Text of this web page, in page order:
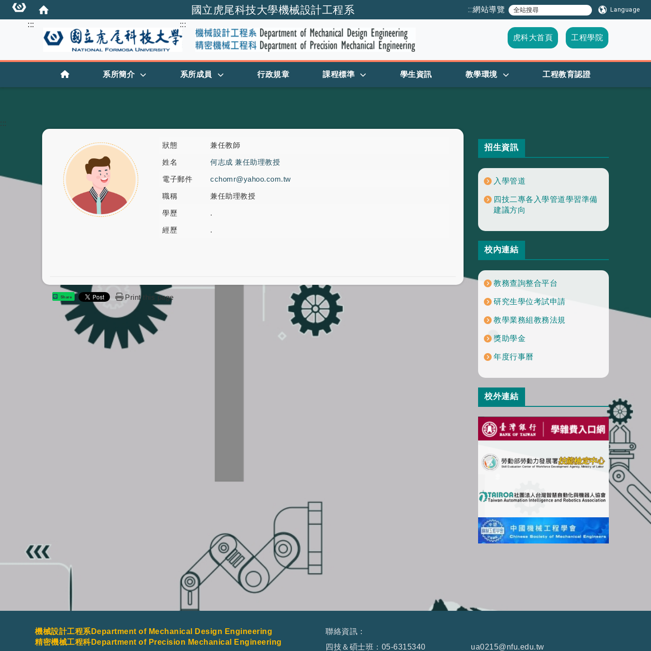
國立虎尾科技大學機械設計工程系 :::網站導覽 Language
:::
:::
:::
虎科大首頁
工程學院
跳到主要內容
首頁 系所簡介 系所成員 行政規章 課程標準 學生資訊 教學環境 工程教育認證
:::
狀態 兼任教師
姓名 何志成 兼任助理教授
電子郵件 cchomr@yahoo.com.tw
職稱 兼任助理教授
學歷 .
經歷 .
Share Print this page
招生資訊
入學管道
四技二專各入學管道學習準備
建議方向
校內連結
教務查詢整合平台
研究生學位考試申請
教學業務組教務法規
獎助學金
年度行事曆
校外連結
機械設計工程系Department of Mechanical Design Engineering
精密機械工程科Department of Precision Mechanical Engineering
聯絡資訊：
四技＆碩士班：05-6315340
ua0215@nfu.edu.tw